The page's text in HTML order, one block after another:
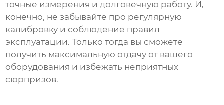
точные измерения и долговечную работу. И,
конечно, не забывайте про регулярную
калибровку и соблюдение правил
эксплуатации. Только тогда вы сможете
получить максимальную отдачу от вашего
оборудования и избежать неприятных
сюрпризов.